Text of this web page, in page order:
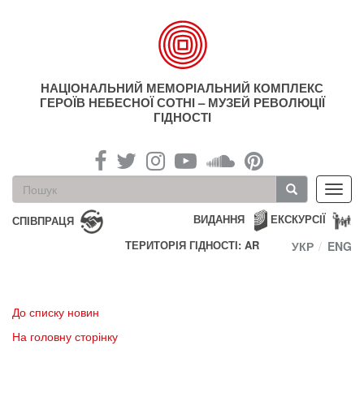
НАЦІОНАЛЬНИЙ МЕМОРІАЛЬНИЙ КОМПЛЕКС
ГЕРОЇВ НЕБЕСНОЇ СОТНІ – МУЗЕЙ РЕВОЛЮЦІЇ
ГІДНОСТІ
Пошукова
форма
Пошук
СПІВПРАЦЯ ЕКСКУРСІЇ
ВИДАННЯ
ТЕРИТОРІЯ ГІДНОСТІ: AR
УКР ENG
До списку новин
На головну сторінку